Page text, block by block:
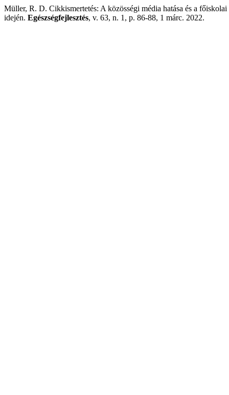
Müller, R. D. Cikkismertetés: A közösségi média hatása és a
idején. Egészségfejlesztés, v. 63, n. 1, p. 86-88, 1 márc. 2022.